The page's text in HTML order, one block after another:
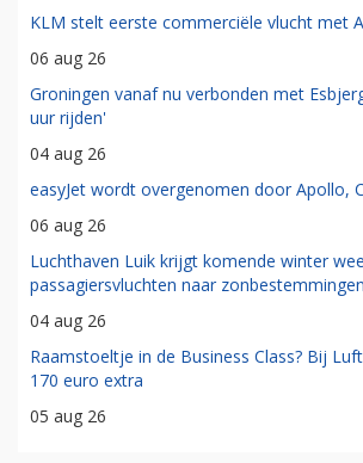
KLM stelt eerste commerciële vlucht met
06 aug 26
Groningen vanaf nu verbonden met
uur rijden'
04 aug 26
easyJet wordt overgenomen door Apollo,
06 aug 26
Luchthaven Luik krijgt komende winter
passagiersvluchten naar zonbestemmingen
04 aug 26
Raamstoeltje in de Business Class? Bij
170 euro extra
05 aug 26